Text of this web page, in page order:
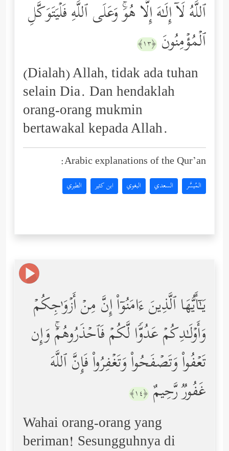
ٱللَّهُ لَاۤ إِلَـٰهَ إِلَّا هُوَۚ وَعَلَى ٱللَّهِ فَلۡیَتَوَكَّلِ
ٱلۡمُؤۡمِنُونَ ﴿١٣﴾
(Dialah) Allah, tidak ada tuhan
selain Dia. Dan hendaklah
orang-orang mukmin
bertawakal kepada Allah.
Arabic explanations of the Qur’an:
المُيسَّر السعدي البغوي ابن كثير الطبري
یَـٰۤأَیُّهَا ٱلَّذِینَ ءَامَنُوۤاْ إِنَّ مِنۡ أَزۡوَ ٰ⁠جِكُمۡ
وَأَوۡلَـٰدِكُمۡ عَدُوࣰّا لَّكُمۡ فَٱحۡذَرُوهُمۡۚ وَإِن
تَعۡفُواْ وَتَصۡفَحُواْ وَتَغۡفِرُواْ فَإِنَّ ٱللَّهَ
غَفُورࣱ رَّحِیمٌ ﴿١٤﴾
Wahai orang-orang yang
beriman! Sesungguhnya di